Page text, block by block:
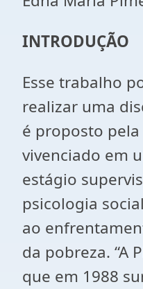
INTRODUÇÃO
Esse trabalho
realizar uma
é proposto pela
vivenciado em
estágio
psicologia
ao
da pobreza. “A
que em 1988